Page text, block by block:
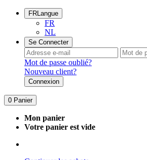
FRLangue
FR
NL
Se Connecter
Mot de passe oublié?
Nouveau client?
Connexion
0 Panier
Mon panier
Votre panier est vide